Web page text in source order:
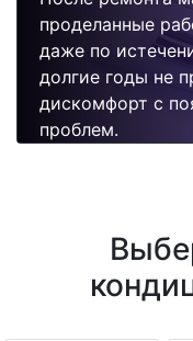
проделанные
даже по
долгие годы не
дискомфорт с
проблем.